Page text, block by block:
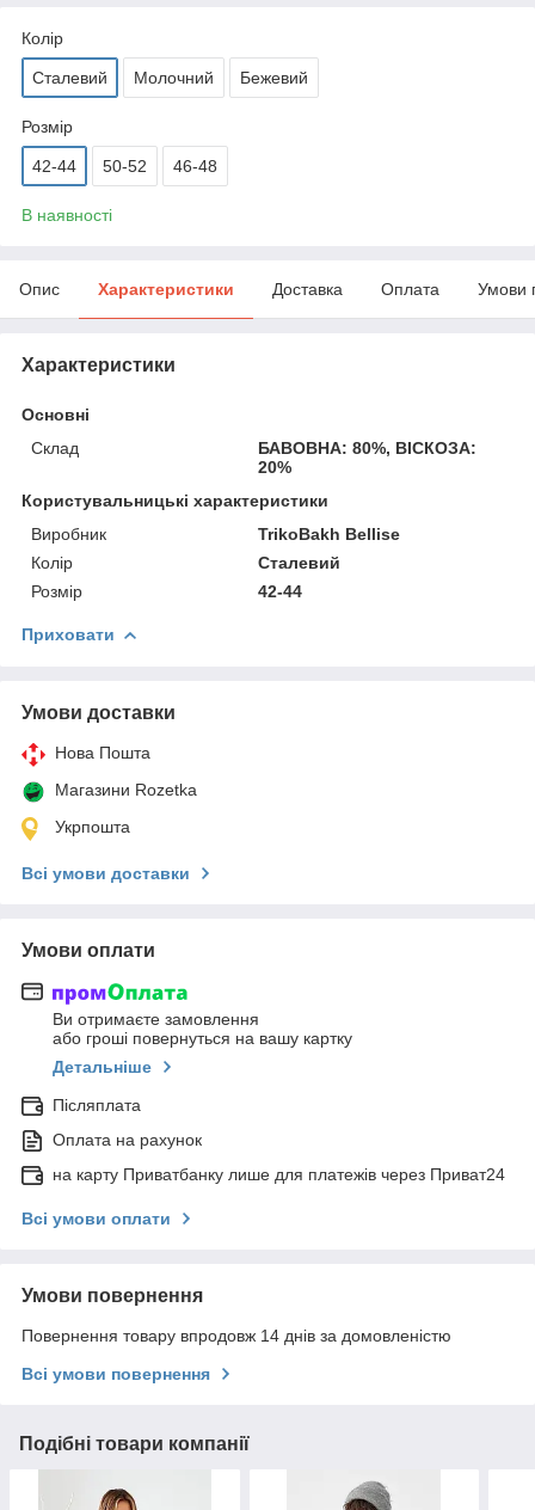
Колір
Сталевий Молочний Бежевий
Розмір
42-44 50-52 46-48
В наявності
Опис Характеристики Доставка Оплата Умови
Характеристики
Основні
Склад
БАВОВНА: 80%, ВІСКОЗА:
20%
Користувальницькі характеристики
Виробник
TrikoBakh Bellise
Колір
Сталевий
Розмір
42-44
Приховати
Умови доставки
Нова Пошта
Магазини Rozetka
Укрпошта
Всі умови доставки
Умови оплати
Ви отримаєте замовлення
або гроші повернуться на вашу картку
Детальніше
Післяплата
Оплата на рахунок
на карту Приватбанку лише для платежів через Приват24
Всі умови оплати
Умови повернення
Повернення товару впродовж 14 днів за домовленістю
Всі умови повернення
Подібні товари компанії